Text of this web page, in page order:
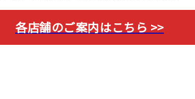
各店舗のご案内はこちら >>